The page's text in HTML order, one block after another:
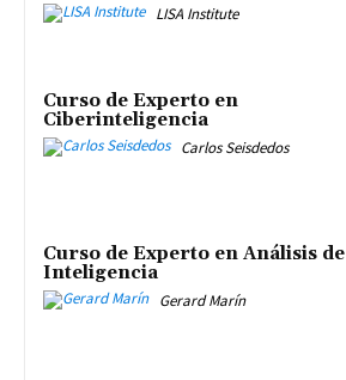
LISA Institute
Curso de Experto en
Ciberinteligencia
Carlos Seisdedos
Curso de Experto en Análisis de
Inteligencia
Gerard Marín